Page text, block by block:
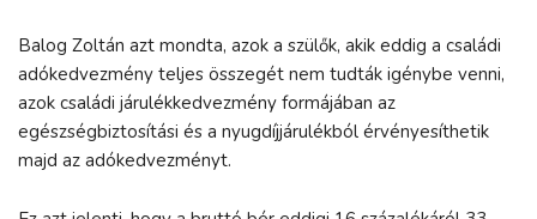
Balog Zoltán azt mondta, azok a szülők, akik eddig a családi
adókedvezmény teljes összegét nem tudták igénybe venni,
azok családi járulékkedvezmény formájában az
egészségbiztosítási és a nyugdíjjárulékból érvényesíthetik
majd az adókedvezményt.